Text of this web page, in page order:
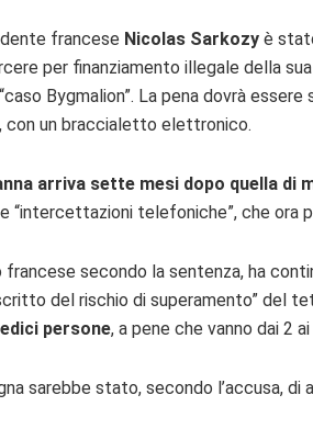
francese Nicolas Sarkozy è
per finanziamento illegale della
Bygmalion”. La pena dovrà
con un braccialetto elettronico.
arriva sette mesi dopo quella di
“intercettazioni telefoniche”, che ora
francese secondo la sentenza, ha
del rischio di superamento” del
persone, a pene che vanno dai 2 ai
sarebbe stato, secondo l’accusa,